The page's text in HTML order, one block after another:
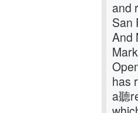
and
San
And
has
a聽